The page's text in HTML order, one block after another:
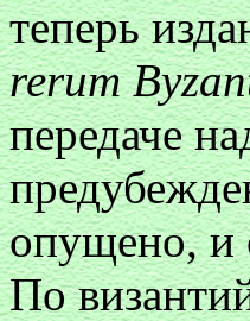
теперь
rerum
передаче
опущено, и
По